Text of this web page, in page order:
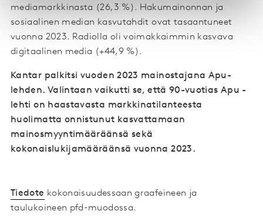
mediamarkkinasta (26,3 %). Hakumainonnan ja
sosiaalinen median kasvutahdit ovat tasaantuneet
vuonna 2023. Radiolla oli voimakkaimmin kasvava
digitaalinen media (+44,9 %).
Kantar palkitsi vuoden 2023 mainostajana Apu-
lehden. Valintaan vaikutti se, että 90-vuotias Apu -
lehti on haastavasta markkinatilanteesta
huolimatta onnistunut kasvattamaan
mainosmyyntimääräänsä sekä
kokonaislukijamääräänsä vuonna 2023.
Tiedote kokonaisuudessaan graafeineen ja
taulukoineen pfd-muodossa.